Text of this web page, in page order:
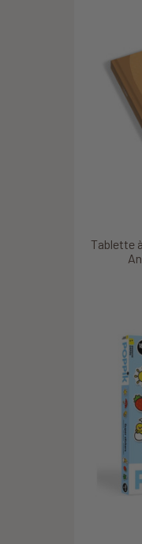
Tablette